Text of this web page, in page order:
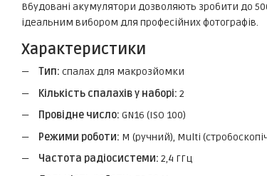
Вбудовані акумулятори дозволяють зробити до
ідеальним вибором для професійних фотографів.
Характеристики
Тип: спалах для макрозйомки
Кількість спалахів у наборі: 2
Провідне число: GN16 (ISO 100)
Режими роботи: M (ручний), Multi
Частота радіосистеми: 2,4 ГГц